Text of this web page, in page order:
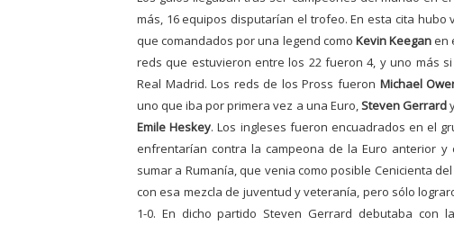
más, 16 equipos disputarían el trofeo. En esta cita
que comandados por una legend como Kevin Keeganen
reds que estuvieron entre los 22 fueron 4, y uno más
Real Madrid. Los reds de los Pross fueron Michael
uno que iba por primera vez a una Euro,Steven Gerrard
Emile Heskey. Los ingleses fueron encuadrados en el
enfrentarían contra la campeona de la Euro anterior
sumar a Rumanía, que venia como posible Cenicienta
con esa mezcla de juventud y veteranía, pero sólo
1-0. En dicho partido Steven Gerrard debutaba con